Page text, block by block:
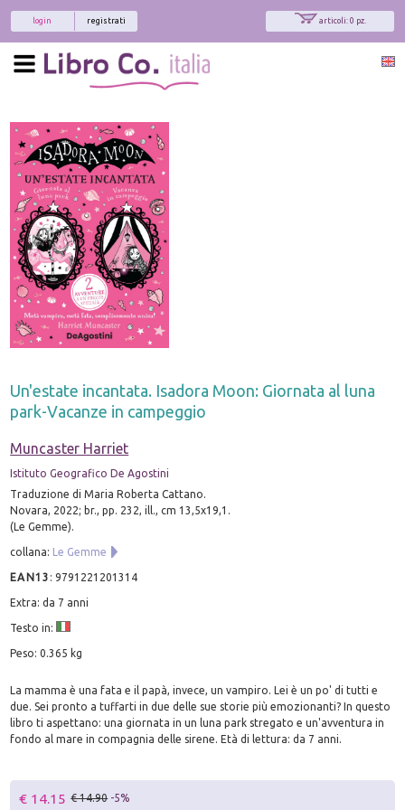
articoli: 0 pz.
registrati
login
Un'estate incantata. Isadora Moon: Giornata al luna
park-Vacanze in campeggio
Muncaster Harriet
Istituto Geografico De Agostini
Traduzione di Maria Roberta Cattano.
Novara, 2022; br., pp. 232, ill., cm 13,5x19,1.
(Le Gemme).
collana: Le Gemme
EAN13 :9791221201314
Extra: da 7 anni
Testo in:
Peso: 0.365 kg
La mamma è una fata e il papà, invece, un vampiro. Lei è un po' di tutti e
due. Sei pronto a tuffarti in due delle sue storie più emozionanti? In questo
libro ti aspettano: una giornata in un luna park stregato e un'avventura in
fondo al mare in compagnia delle sirene. Età di lettura: da 7 anni.
€ 14.15 € 14.90 -5%